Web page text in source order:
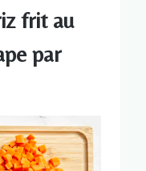
frit au
par